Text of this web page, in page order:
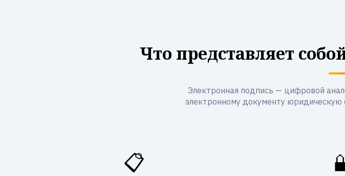
Что представляет
Электронная подпись — цифровой
электронному документу юридическую
📋